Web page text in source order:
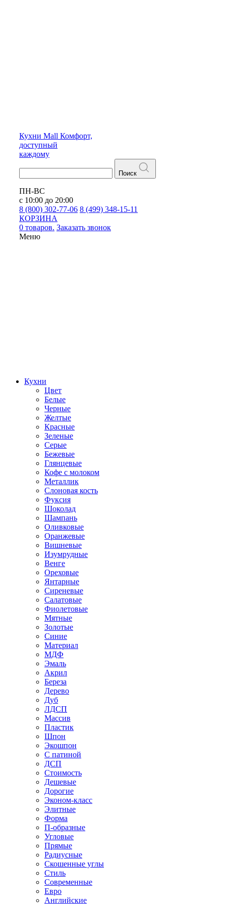
Кухни Mall Комфорт,
доступный
каждому
Поиск
ПН-ВС
с 10:00 до 20:00
8 (800) 302-77-06 8 (499) 348-15-11
КОРЗИНА
0 товаров. Заказать звонок
Меню
Кухни
Цвет
Белые
Черные
Желтые
Красные
Зеленые
Серые
Бежевые
Глянцевые
Кофе с молоком
Металлик
Слоновая кость
Фуксия
Шоколад
Шампань
Оливковые
Оранжевые
Вишневые
Изумрудные
Венге
Ореховые
Янтарные
Сиреневые
Салатовые
Фиолетовые
Мятные
Золотые
Синие
Материал
МДФ
Эмаль
Акрил
Береза
Дерево
Дуб
ЛДСП
Массив
Пластик
Шпон
Экошпон
С патиной
ДСП
Стоимость
Дешевые
Дорогие
Эконом-класс
Элитные
Форма
П-образные
Угловые
Прямые
Радиусные
Скошенные углы
Стиль
Современные
Евро
Английские